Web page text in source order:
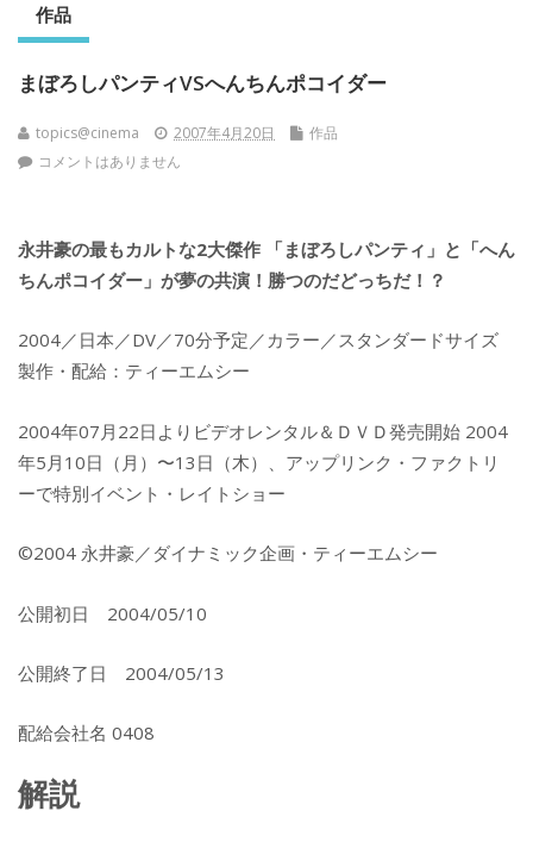
作品
まぼろしパンティVSへんちんポコイダー
topics@cinema 2007年4月20日
作品
コメントはありません
永井豪の最もカルトな2大傑作 「まぼろしパンティ」と「へん
ちんポコイダー」が夢の共演！勝つのだどっちだ！？
2004／日本／DV／70分予定／カラー／スタンダードサイズ
製作・配給：ティーエムシー
2004年07月22日よりビデオレンタル＆ＤＶＤ発売開始 2004
年5月10日（月）〜13日（木）、アップリンク・ファクトリ
ーで特別イベント・レイトショー
©2004 永井豪／ダイナミック企画・ティーエムシー
公開初日 2004/05/10
公開終了日 2004/05/13
配給会社名 0408
解説